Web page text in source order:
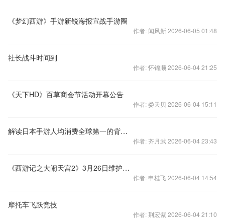
《梦幻西游》手游新锐海报宣战手游圈
作者: 闻风新 2026-06-05 01:48
社长战斗时间到
作者: 怀锦顺 2026-06-04 21:25
《天下HD》百草商会节活动开幕公告
作者: 娄天贝 2026-06-04 15:11
解读日本手游人均消费全球第一的背后逻辑
作者: 齐月武 2026-06-04 23:43
《西游记之大闹天宫2》3月26日维护公告
作者: 申桂飞 2026-06-04 14:54
摩托车飞跃竞技
作者: 荆宏紫 2026-06-04 21:10